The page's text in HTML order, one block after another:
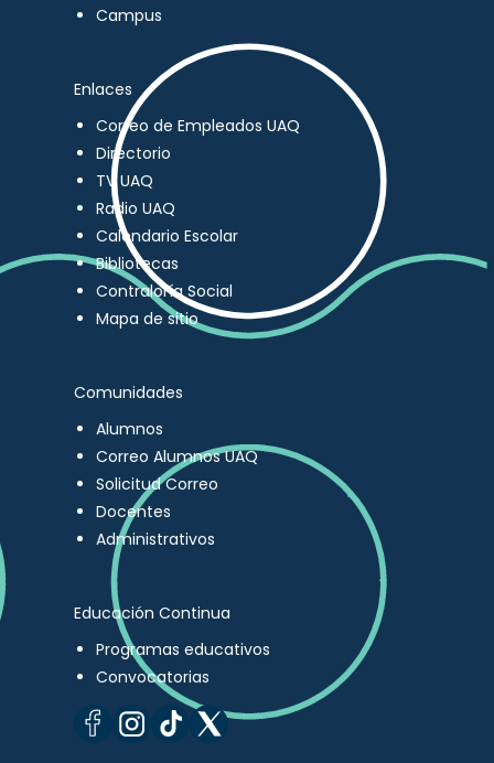
Campus
Enlaces
Correo de Empleados UAQ
Directorio
TV UAQ
Radio UAQ
Calendario Escolar
Bibliotecas
Contraloría Social
Mapa de sitio
Comunidades
Alumnos
Correo Alumnos UAQ
Solicitud Correo
Docentes
Administrativos
Educación Continua
Programas educativos
Convocatorias